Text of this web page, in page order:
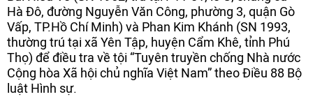
Hà Đô, đường Nguyễn Văn Công, phường 3, quận Gò
Vấp, TP.Hồ Chí Minh) và Phan Kim Khánh (SN 1993,
thường trú tại xã Yên Tập, huyện Cẩm Khê, tỉnh Phú
Thọ) để điều tra về tội “Tuyên truyền chống Nhà nước
Cộng hòa Xã hội chủ nghĩa Việt Nam” theo Điều 88 Bộ
luật Hình sự.